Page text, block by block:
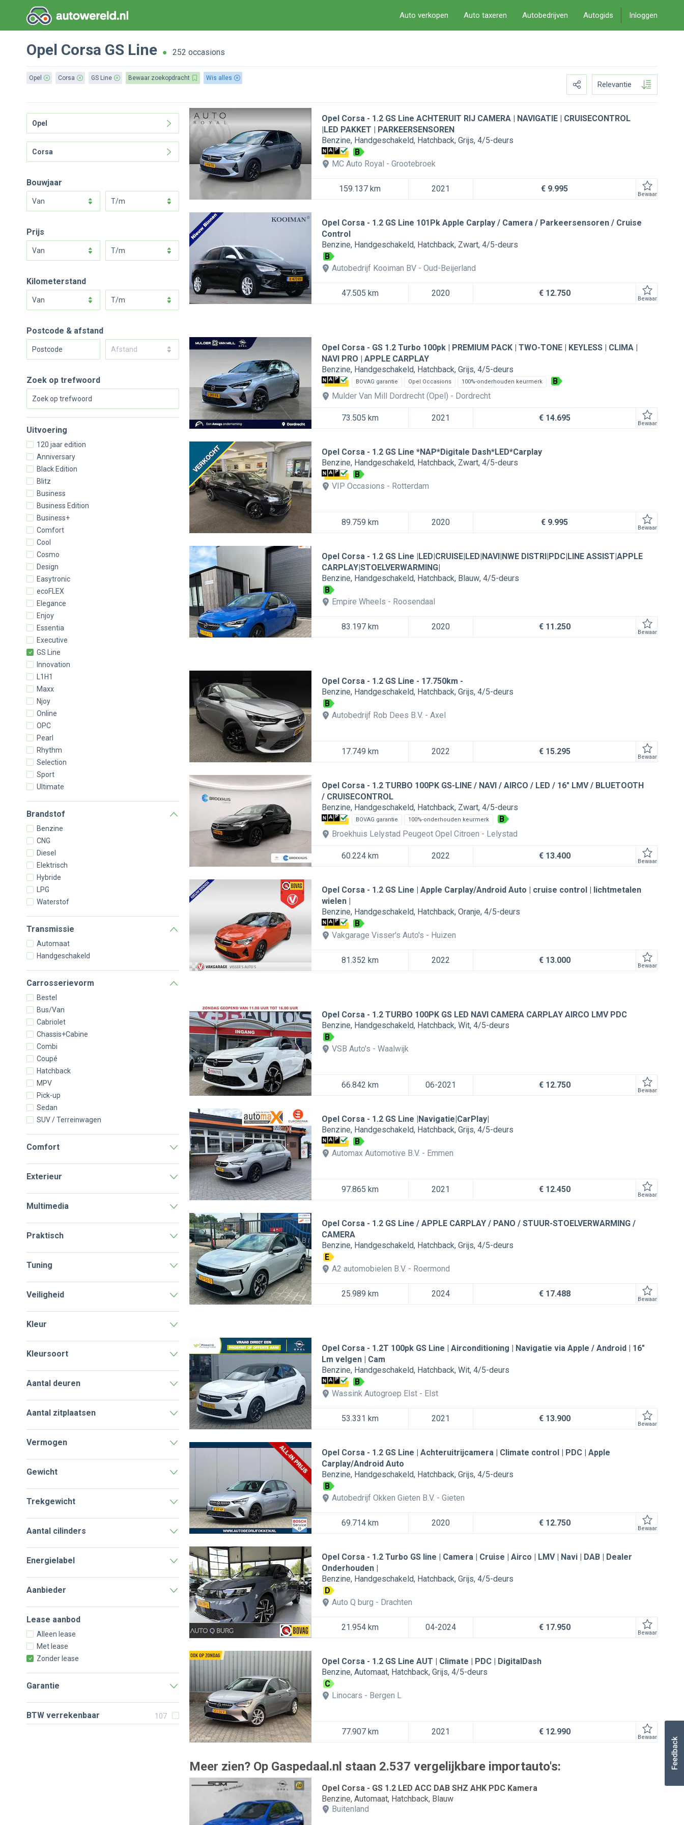
Auto verkopen Auto taxeren Autobedrijven Autogids Inloggen
Opel Corsa GS Line 252 occasions
Opel Corsa GS Line Bewaar zoekopdracht Wis alles
Relevantie
Opel
Corsa
Bouwjaar
van t/m
Prijs
van t/m
Kilometerstand
van t/m
Postcode & afstand
Afstand
Zoek op trefwoord
Uitvoering
120 jaar edition
Anniversary
Black Edition
Blitz
Business
Business Edition
Business+
Comfort
Cool
Cosmo
Design
Easytronic
ecoFLEX
Elegance
Enjoy
Essentia
Executive
GS Line
Innovation
L1H1
Maxx
Njoy
Online
OPC
Pearl
Rhythm
Selection
Sport
Ultimate
Brandstof
Benzine
CNG
Diesel
Elektrisch
Hybride
LPG
Waterstof
Transmissie
Automaat
Handgeschakeld
Carrosserievorm
Bestel
Bus/Van
Cabriolet
Chassis+Cabine
Combi
Coupé
Hatchback
MPV
Pick-up
Sedan
SUV / Terreinwagen
Comfort
Exterieur
Multimedia
Praktisch
Tuning
Veiligheid
Kleur
Kleursoort
Aantal deuren
Aantal zitplaatsen
Vermogen
Gewicht
Trekgewicht
Aantal cilinders
Energielabel
Aanbieder
Lease aanbod
Alleen lease
Met lease
Zonder lease
Garantie
BTW verrekenbaar 107
Opel Corsa
1.2 GS Line ACHTERUIT RIJ CAMERA | NAVIGATIE | CRUISECONTROL
|LED PAKKET | PARKEERSENSOREN
Benzine Handgeschakeld Hatchback Grijs 4/5-deurs
B
MC Auto Royal
Grootebroek
159.137 km 2021 € 9.995
Bewaar
Opel Corsa
1.2 GS Line 101Pk Apple Carplay / Camera / Parkeersensoren / Cruise
Control
Benzine Handgeschakeld Hatchback Zwart 4/5-deurs
B
Autobedrijf Kooiman BV
Oud-Beijerland
47.505 km 2020 € 12.750
Bewaar
Opel Corsa
GS 1.2 Turbo 100pk | PREMIUM PACK | TWO-TONE | KEYLESS | CLIMA |
NAVI PRO | APPLE CARPLAY
Benzine Handgeschakeld Hatchback Grijs 4/5-deurs
BOVAG garantie Opel Occasions 100%-onderhouden keurmerk
B
Mulder Van Mill Dordrecht (Opel)
Dordrecht
73.505 km 2021 € 14.695
Bewaar
Opel Corsa
1.2 GS Line *NAP*Digitale Dash*LED*Carplay
Benzine Handgeschakeld Hatchback Zwart 4/5-deurs
B
VIP Occasions
Rotterdam
89.759 km 2020 € 9.995
Bewaar
Opel Corsa
1.2 GS Line |LED|CRUISE|LED|NAVI|NWE DISTRI|PDC|LINE ASSIST|APPLE
CARPLAY|STOELVERWARMING|
Benzine Handgeschakeld Hatchback Blauw 4/5-deurs
B
Empire Wheels
Roosendaal
83.197 km 2020 € 11.250
Bewaar
Opel Corsa
1.2 GS Line - 17.750km -
Benzine Handgeschakeld Hatchback Grijs 4/5-deurs
B
Autobedrijf Rob Dees B.V.
Axel
17.749 km 2022 € 15.295
Bewaar
Opel Corsa
1.2 TURBO 100PK GS-LINE / NAVI / AIRCO / LED / 16" LMV / BLUETOOTH
/ CRUISECONTROL
Benzine Handgeschakeld Hatchback Zwart 4/5-deurs
BOVAG garantie 100%-onderhouden keurmerk
B
Broekhuis Lelystad Peugeot Opel Citroen
Lelystad
60.224 km 2022 € 13.400
Bewaar
Opel Corsa
1.2 GS Line | Apple Carplay/Android Auto | cruise control | lichtmetalen
wielen |
Benzine Handgeschakeld Hatchback Oranje 4/5-deurs
B
Vakgarage Visser's Auto's
Huizen
81.352 km 2022 € 13.000
Bewaar
Opel Corsa
1.2 TURBO 100PK GS LED NAVI CAMERA CARPLAY AIRCO LMV PDC
Benzine Handgeschakeld Hatchback Wit 4/5-deurs
B
VSB Auto's
Waalwijk
66.842 km 06-2021 € 12.750
Bewaar
Opel Corsa
1.2 GS Line |Navigatie|CarPlay|
Benzine Handgeschakeld Hatchback Grijs 4/5-deurs
B
Automax Automotive B.V.
Emmen
97.865 km 2021 € 12.450
Bewaar
Opel Corsa
1.2 GS Line / APPLE CARPLAY / PANO / STUUR-STOELVERWARMING /
CAMERA
Benzine Handgeschakeld Hatchback Grijs 4/5-deurs
E
A2 automobielen B.V.
Roermond
25.989 km 2024 € 17.488
Bewaar
Opel Corsa
1.2T 100pk GS Line | Airconditioning | Navigatie via Apple / Android | 16"
Lm velgen | Cam
Benzine Handgeschakeld Hatchback Wit 4/5-deurs
B
Wassink Autogroep Elst
Elst
53.331 km 2021 € 13.900
Bewaar
Opel Corsa
1.2 GS Line | Achteruitrijcamera | Climate control | PDC | Apple
Carplay/Android Auto
Benzine Handgeschakeld Hatchback Grijs 4/5-deurs
B
Autobedrijf Okken Gieten B.V.
Gieten
69.714 km 2020 € 12.750
Bewaar
Opel Corsa
1.2 Turbo GS line | Camera | Cruise | Airco | LMV | Navi | DAB | Dealer
Onderhouden |
Benzine Handgeschakeld Hatchback Grijs 4/5-deurs
D
Auto Q burg
Drachten
21.954 km 04-2024 € 17.950
Bewaar
Opel Corsa
1.2 GS Line AUT | Climate | PDC | DigitalDash
Benzine Automaat Hatchback Grijs 4/5-deurs
C
Linocars
Bergen L
77.907 km 2021 € 12.990
Bewaar
Meer zien? Op Gaspedaal.nl staan 2.537 vergelijkbare importauto's:
Opel Corsa - GS 1.2 LED ACC DAB SHZ AHK PDC Kamera
Benzine Automaat Hatchback Blauw
Buitenland